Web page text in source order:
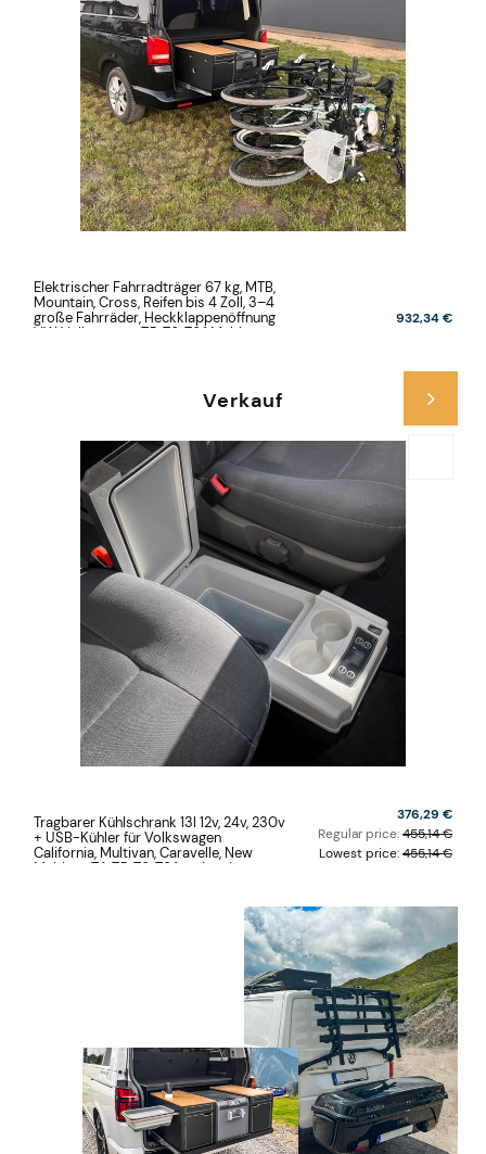
Elektrischer Fahrradträger 67 kg, MTB,
Mountain, Cross, Reifen bis 4 Zoll, 3–4
große Fahrräder, Heckklappenöffnung
VW Volkswagen T5, T6, T6.1 Multivan,
932,34 €
Verkauf
Tragbarer Kühlschrank 13l 12v, 24v, 230v
+ USB-Kühler für Volkswagen
California, Multivan, Caravelle, New
Multivan T4, T5, T6, T6.1 und andere
376,29 €
Regular price:455,14 €
Lowest price:455,14 €